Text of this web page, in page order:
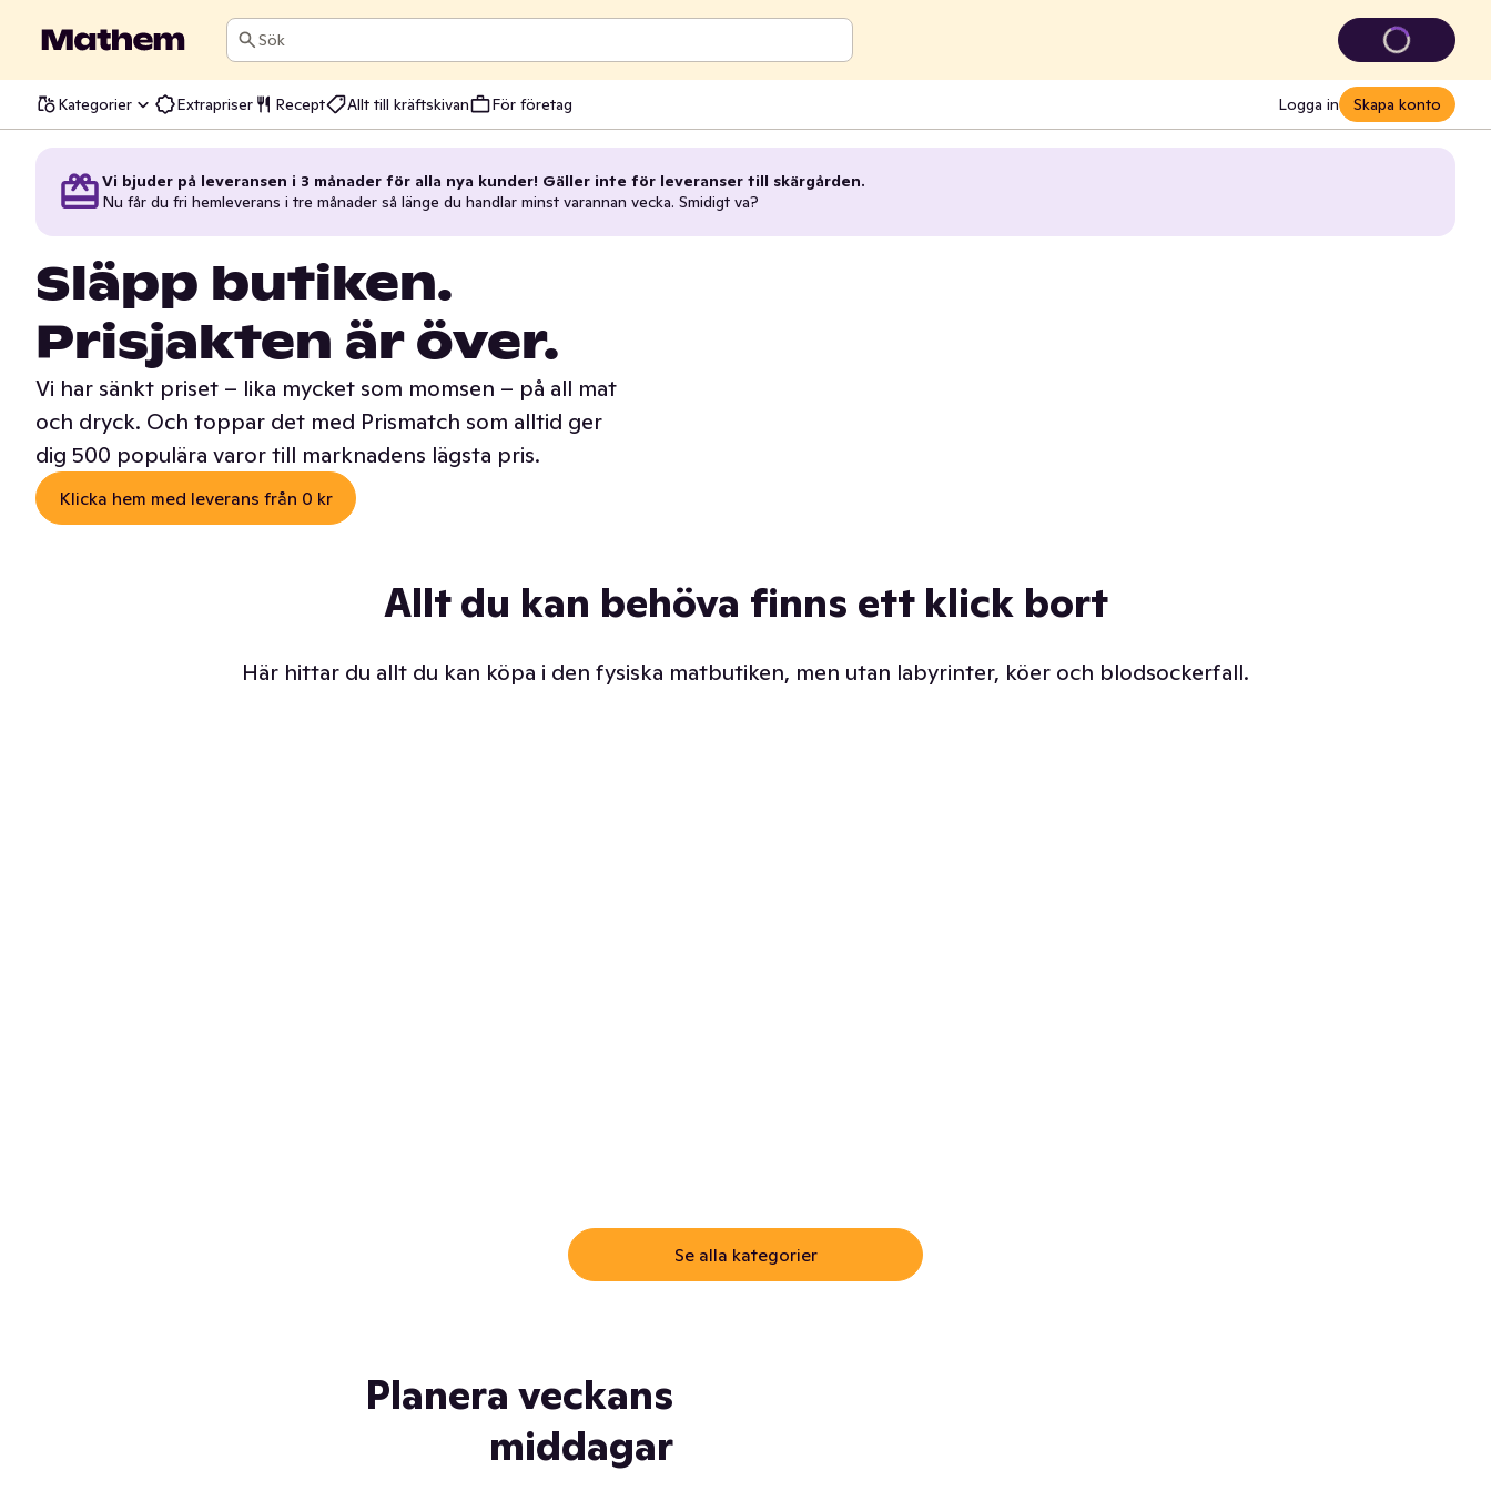
Sök
Kategorier Extrapriser Recept Allt till kräftskivan För företag Logga in Skapa konto
Vi bjuder på leveransen i 3 månader för alla nya kunder! Gäller inte för leveranser till skärgården.
Nu får du fri hemleverans i tre månader så länge du handlar minst varannan vecka. Smidigt va?
Släpp butiken.
Prisjakten är över.
Vi har sänkt priset – lika mycket som momsen – på all mat
och dryck. Och toppar det med Prismatch som alltid ger
dig 500 populära varor till marknadens lägsta pris.
Klicka hem med leverans från 0 kr
Allt du kan behöva finns ett klick bort
Här hittar du allt du kan köpa i den fysiska matbutiken, men utan labyrinter, köer och blodsockerfall.
Se alla kategorier
Planera veckans
middagar